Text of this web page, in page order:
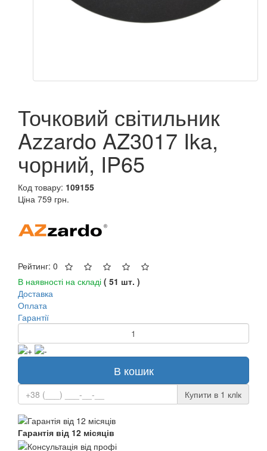
Точковий світильник
Azzardo AZ3017 Ika,
чорний, IP65
Код товару: 109155
Ціна 759 грн.
Рейтинг: 0
В наявності на складі ( 51 шт. )
Доставка
Оплата
Гарантії
В кошик
Купити в 1 клiк
Гарантія від 12 місяців